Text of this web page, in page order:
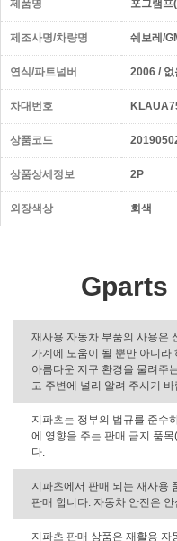
제품명 포그램프
제조사명/차량명 쉐보레/
연식/파트넘버 2006 / 없
차대번호
상품코드
상품상세정보 2P
외장색상 회색
Gparts
재사용 자동차 부품의 사용은
가계에 도움이 될 뿐만 아니라
아름다운 지구 환경을 물려주
고 주변에 널리 알려 주시기
지파츠는 정부의 법규를 준수
에 영향을 주는 판매 금지 품
다.
지파츠에서 판매 되는 재사용
판매 합니다. 자동차 안전은
지파츠 판매 상품은 재활용